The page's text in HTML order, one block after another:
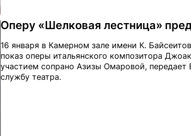
Оперу «Шелковая лестница»
16 января в Камерном зале имени К.
показ оперы итальянского композитора
участием сопрано Азизы Омаровой,
службу театра.